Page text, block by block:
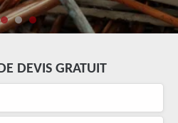
DEVIS GRATUIT